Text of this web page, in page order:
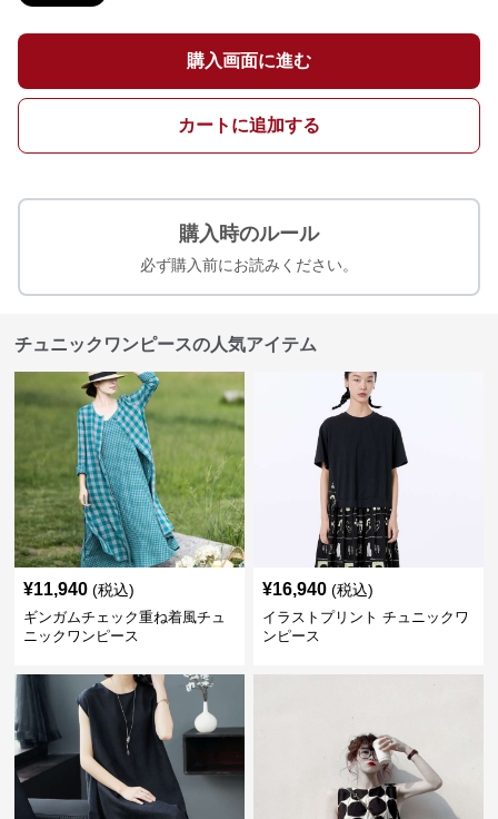
購入画面に進む
カートに追加する
購入時のルール
必ず購入前にお読みください。
チュニックワンピースの人気アイテム
¥11,940 (税込)
ギンガムチェック重ね着風チュ
ニックワンピース
¥16,940 (税込)
イラストプリント チュニックワ
ンピース